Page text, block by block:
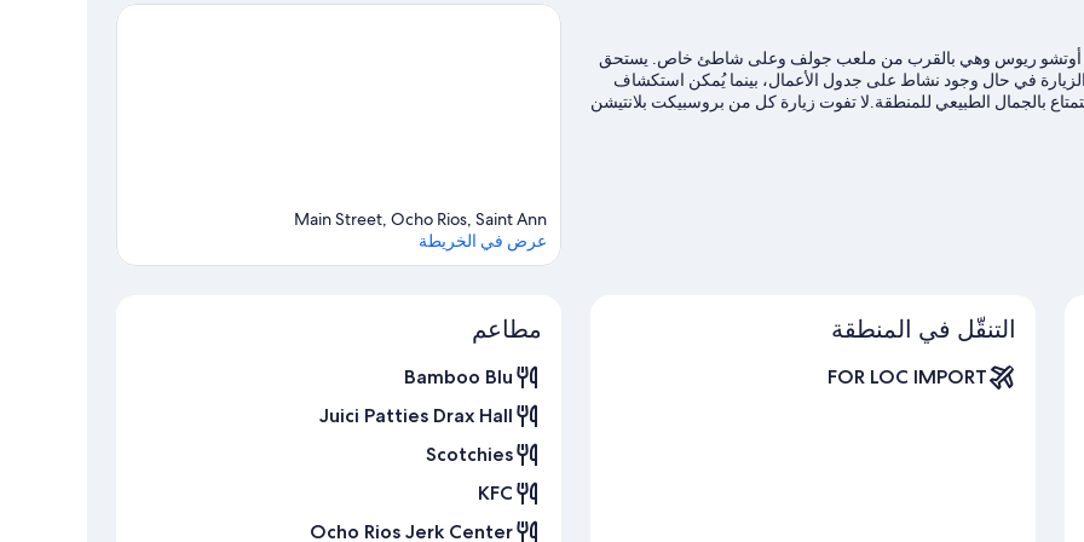
أوتشو ريوس وهي بالقرب من ملعب جولف وعلى شاطئ خاص. يستحق
في حال وجود نشاط على جدول الأعمال، بينما يُمكن استكشاف
بالجمال الطبيعي للمنطقة.لا تفوت زيارة كل من بروسبيكت بلانتيشن
بالقارب فرصًا رائعة للتنزه في المياة المحيطة، أو يُمكنك
Main Street, Ocho Rios, Saint Ann
عرض في الخريطة
التنقّل في المنطقة
FOR LOC IMPORT
مطاعم
Bamboo Blu
Juici Patties Drax Hall
Scotchies
KFC
Ocho Rios Jerk Center